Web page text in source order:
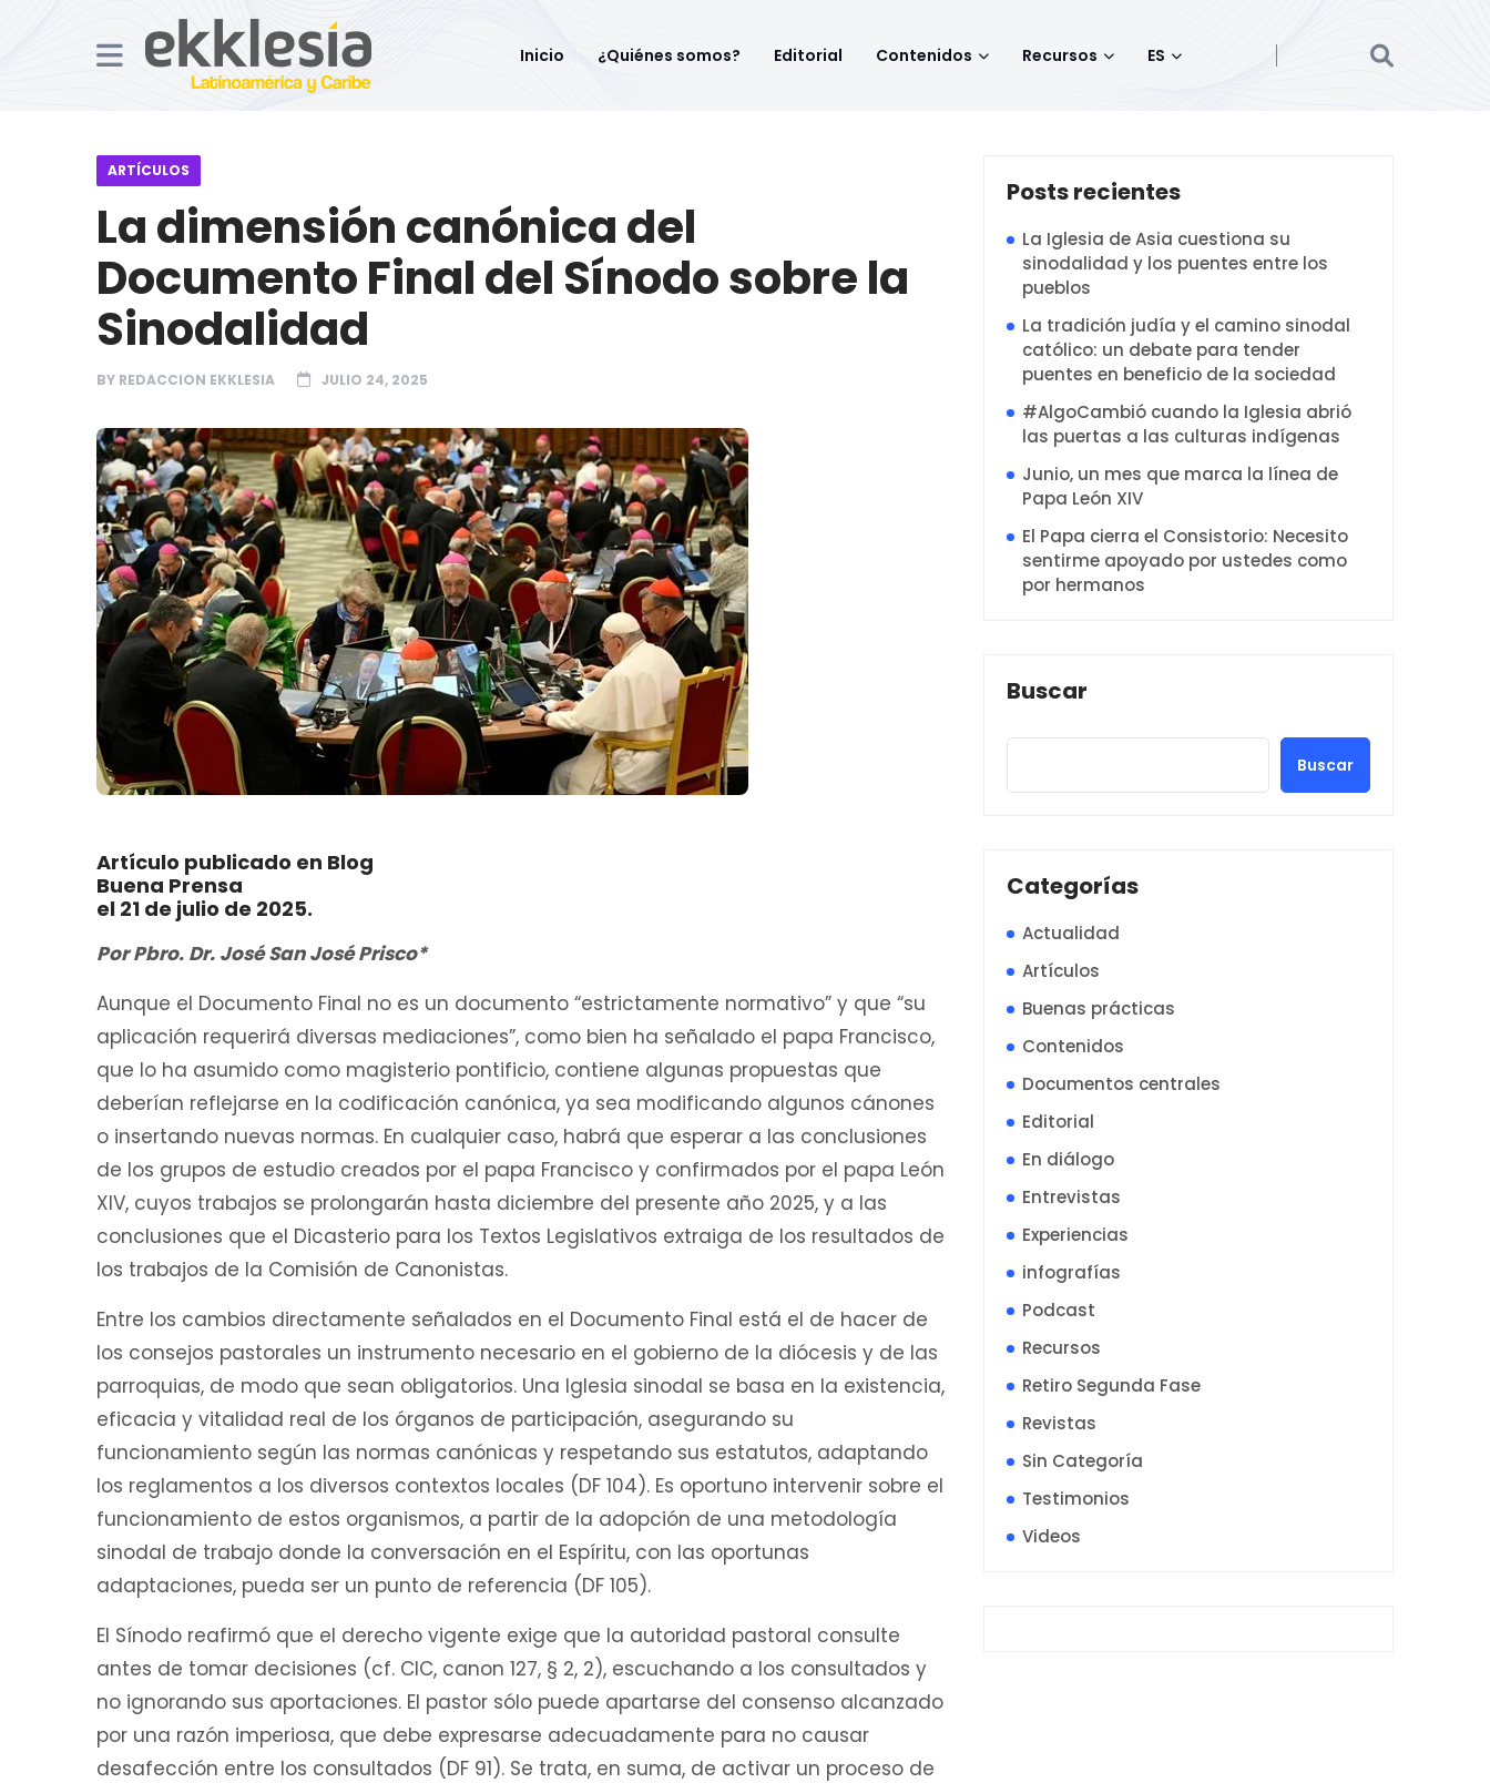
Inicio ¿Quiénes somos? Editorial Contenidos Recursos ES
ARTÍCULOS
La dimensión canónica del
Documento Final del Sínodo sobre la
Sinodalidad
BY REDACCION EKKLESIA JULIO 24, 2025
Artículo publicado en Blog
Buena Prensa
el 21 de julio de 2025.
Por Pbro. Dr. José San José Prisco*
Aunque el Documento Final no es un documento “estrictamente normativo” y que “su
aplicación requerirá diversas mediaciones”, como bien ha señalado el papa Francisco,
que lo ha asumido como magisterio pontificio, contiene algunas propuestas que
deberían reflejarse en la codificación canónica, ya sea modificando algunos cánones
o insertando nuevas normas. En cualquier caso, habrá que esperar a las conclusiones
de los grupos de estudio creados por el papa Francisco y confirmados por el papa León
XIV, cuyos trabajos se prolongarán hasta diciembre del presente año 2025, y a las
conclusiones que el Dicasterio para los Textos Legislativos extraiga de los resultados de
los trabajos de la Comisión de Canonistas.
Entre los cambios directamente señalados en el Documento Final está el de hacer de
los consejos pastorales un instrumento necesario en el gobierno de la diócesis y de las
parroquias, de modo que sean obligatorios. Una Iglesia sinodal se basa en la existencia,
eficacia y vitalidad real de los órganos de participación, asegurando su
funcionamiento según las normas canónicas y respetando sus estatutos, adaptando
los reglamentos a los diversos contextos locales (DF 104). Es oportuno intervenir sobre el
funcionamiento de estos organismos, a partir de la adopción de una metodología
sinodal de trabajo donde la conversación en el Espíritu, con las oportunas
adaptaciones, pueda ser un punto de referencia (DF 105).
El Sínodo reafirmó que el derecho vigente exige que la autoridad pastoral consulte
antes de tomar decisiones (cf. CIC, canon 127, § 2, 2), escuchando a los consultados y
no ignorando sus aportaciones. El pastor sólo puede apartarse del consenso alcanzado
por una razón imperiosa, que debe expresarse adecuadamente para no causar
desafección entre los consultados (DF 91). Se trata, en suma, de activar un proceso de
Posts recientes
La Iglesia de Asia cuestiona su
sinodalidad y los puentes entre los
pueblos
La tradición judía y el camino sinodal
católico: un debate para tender
puentes en beneficio de la sociedad
#AlgoCambió cuando la Iglesia abrió
las puertas a las culturas indígenas
Junio, un mes que marca la línea de
Papa León XIV
El Papa cierra el Consistorio: Necesito
sentirme apoyado por ustedes como
por hermanos
Buscar
Buscar
Categorías
Actualidad
Artículos
Buenas prácticas
Contenidos
Documentos centrales
Editorial
En diálogo
Entrevistas
Experiencias
infografías
Podcast
Recursos
Retiro Segunda Fase
Revistas
Sin Categoría
Testimonios
Videos